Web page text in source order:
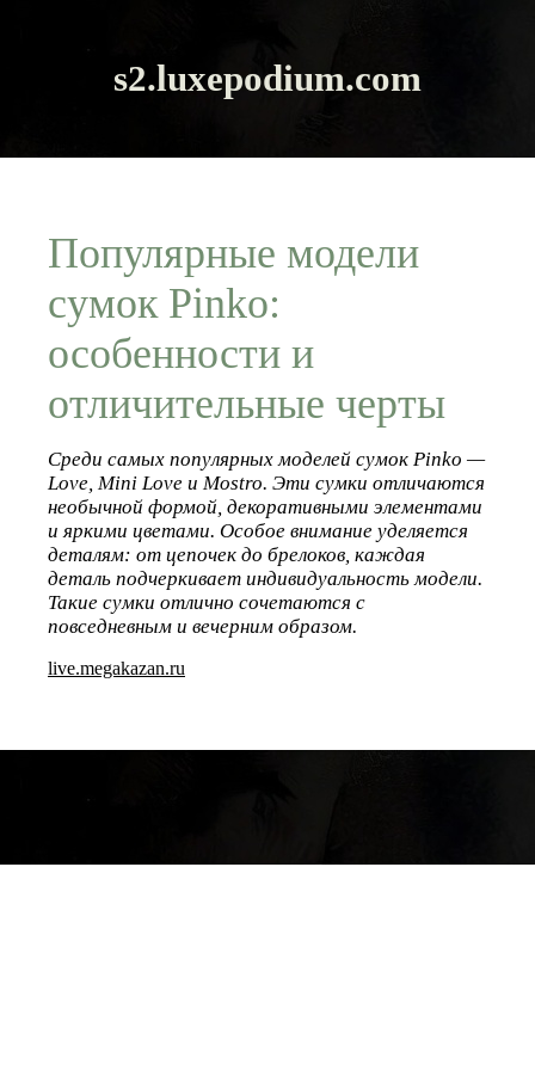
s2.luxepodium.com
Популярные модели
сумок Pinko:
особенности и
отличительные черты
Среди самых популярных моделей сумок Pinko —
Love, Mini Love и Mostro. Эти сумки отличаются
необычной формой, декоративными элементами
и яркими цветами. Особое внимание уделяется
деталям: от цепочек до брелоков, каждая
деталь подчеркивает индивидуальность модели.
Такие сумки отлично сочетаются с
повседневным и вечерним образом.
live.megakazan.ru